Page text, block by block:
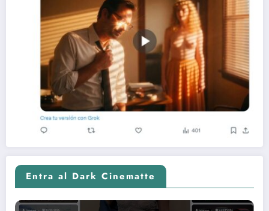
Entra al Dark Cinematte